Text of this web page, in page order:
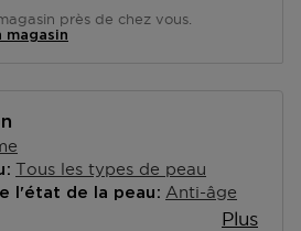
près de chez vous.
magasin
Tous les types de peau
l'état de la peau Anti-âge
Plus